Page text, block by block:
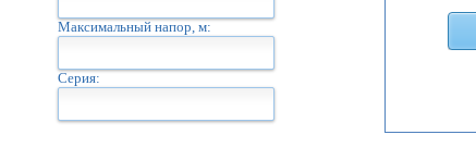
Максимальный напор, м:
Серия: